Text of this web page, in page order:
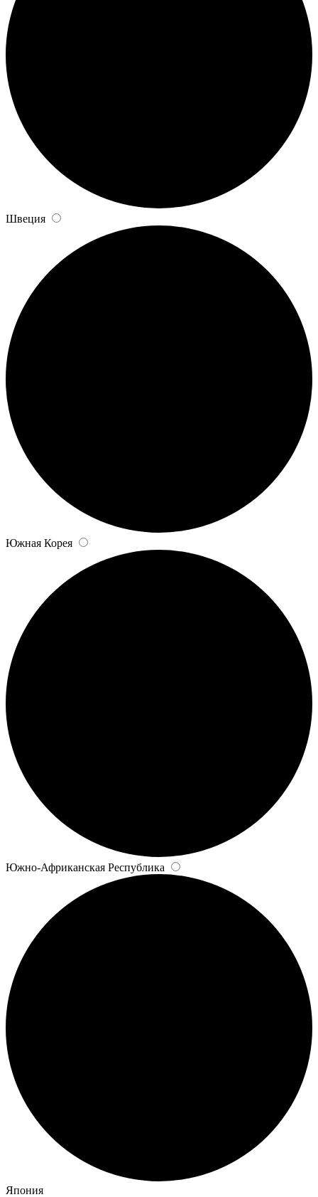
Швеция
Южная Корея
Южно-Африканская Республика
Япония